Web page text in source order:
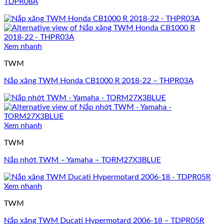
TDPR08A
Xem nhanh
TWM
Nắp xăng TWM Honda CB1000 R 2018-22 – THPR03A
Xem nhanh
TWM
Nắp nhớt TWM – Yamaha – TORM27X3BLUE
Xem nhanh
TWM
Nắp xăng TWM Ducati Hypermotard 2006-18 – TDPR05R